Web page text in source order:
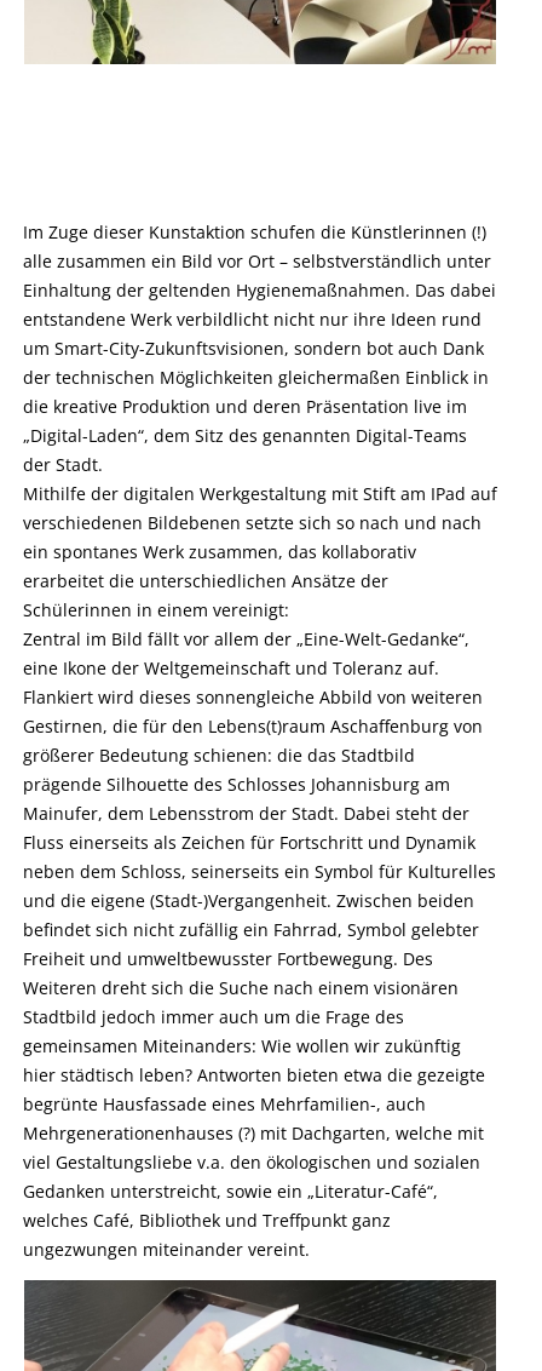
Im Zuge dieser Kunstaktion schufen die Künstlerinnen (!)
alle zusammen ein Bild vor Ort – selbstverständlich unter
Einhaltung der geltenden Hygienemaßnahmen. Das dabei
entstandene Werk verbildlicht nicht nur ihre Ideen rund
um Smart-City-Zukunftsvisionen, sondern bot auch Dank
der technischen Möglichkeiten gleichermaßen Einblick in
die kreative Produktion und deren Präsentation live im
„Digital-Laden“, dem Sitz des genannten Digital-Teams
der Stadt.
Mithilfe der digitalen Werkgestaltung mit Stift am IPad auf
verschiedenen Bildebenen setzte sich so nach und nach
ein spontanes Werk zusammen, das kollaborativ
erarbeitet die unterschiedlichen Ansätze der
Schülerinnen in einem vereinigt:
Zentral im Bild fällt vor allem der „Eine-Welt-Gedanke“,
eine Ikone der Weltgemeinschaft und Toleranz auf.
Flankiert wird dieses sonnengleiche Abbild von weiteren
Gestirnen, die für den Lebens(t)raum Aschaffenburg von
größerer Bedeutung schienen: die das Stadtbild
prägende Silhouette des Schlosses Johannisburg am
Mainufer, dem Lebensstrom der Stadt. Dabei steht der
Fluss einerseits als Zeichen für Fortschritt und Dynamik
neben dem Schloss, seinerseits ein Symbol für Kulturelles
und die eigene (Stadt-)Vergangenheit. Zwischen beiden
befindet sich nicht zufällig ein Fahrrad, Symbol gelebter
Freiheit und umweltbewusster Fortbewegung. Des
Weiteren dreht sich die Suche nach einem visionären
Stadtbild jedoch immer auch um die Frage des
gemeinsamen Miteinanders: Wie wollen wir zukünftig
hier städtisch leben? Antworten bieten etwa die gezeigte
begrünte Hausfassade eines Mehrfamilien-, auch
Mehrgenerationenhauses (?) mit Dachgarten, welche mit
viel Gestaltungsliebe v.a. den ökologischen und sozialen
Gedanken unterstreicht, sowie ein „Literatur-Café“,
welches Café, Bibliothek und Treffpunkt ganz
ungezwungen miteinander vereint.